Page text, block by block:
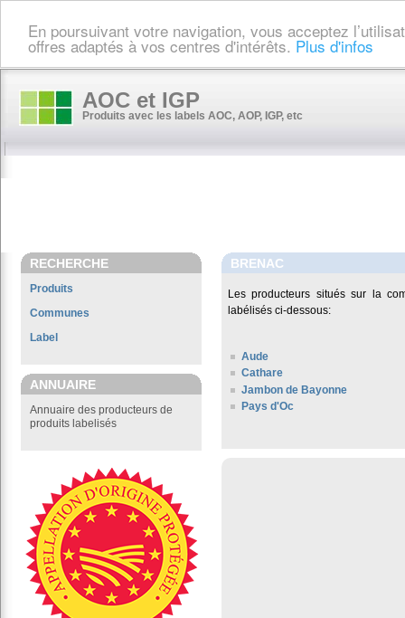
En poursuivant votre navigation, vous acceptez
offres adaptés à vos centres d'intérêts. Plus d'infos
AOC et IGP
Produits avec les labels AOC, AOP, IGP, etc
RECHERCHE
Produits
Communes
Label
ANNUAIRE
Annuaire des producteurs de
produits labelisés
BRENAC
Les producteurs situés sur la
labélisés ci-dessous:
Aude
Cathare
Jambon de Bayonne
Pays d'Oc